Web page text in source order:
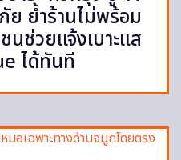
ย ย้ำร้านไม่พร้อม
นช่วยแจ้งเบาะแส
ได้ทันที